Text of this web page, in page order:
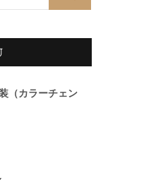
（カラーチェン